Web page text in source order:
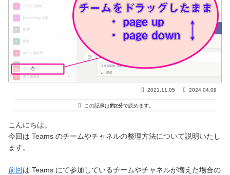
2021.11.05 2024.04.09
この記事は約2分で読めます。
こんにちは。
今回は Teams のチームやチャネルの整理方法について説明いたし
ます。
前回は Teams にて参加しているチームやチャネルが増えた場合の